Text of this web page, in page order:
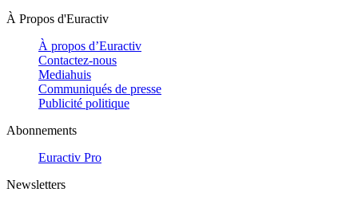
À Propos d'Euractiv
À propos d’Euractiv
Contactez-nous
Mediahuis
Communiqués de presse
Publicité politique
Abonnements
Euractiv Pro
Newsletters